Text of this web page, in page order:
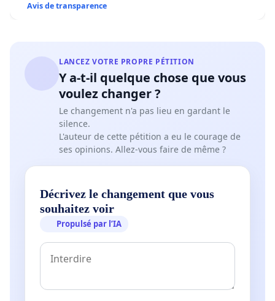
Avis de transparence
LANCEZ VOTRE PROPRE PÉTITION
Y a-t-il quelque chose que vous
voulez changer ?
Le changement n'a pas lieu en gardant le
silence.
L'auteur de cette pétition a eu le courage de
ses opinions. Allez-vous faire de même ?
Décrivez le changement que vous
souhaitez voir
Propulsé par l’IA